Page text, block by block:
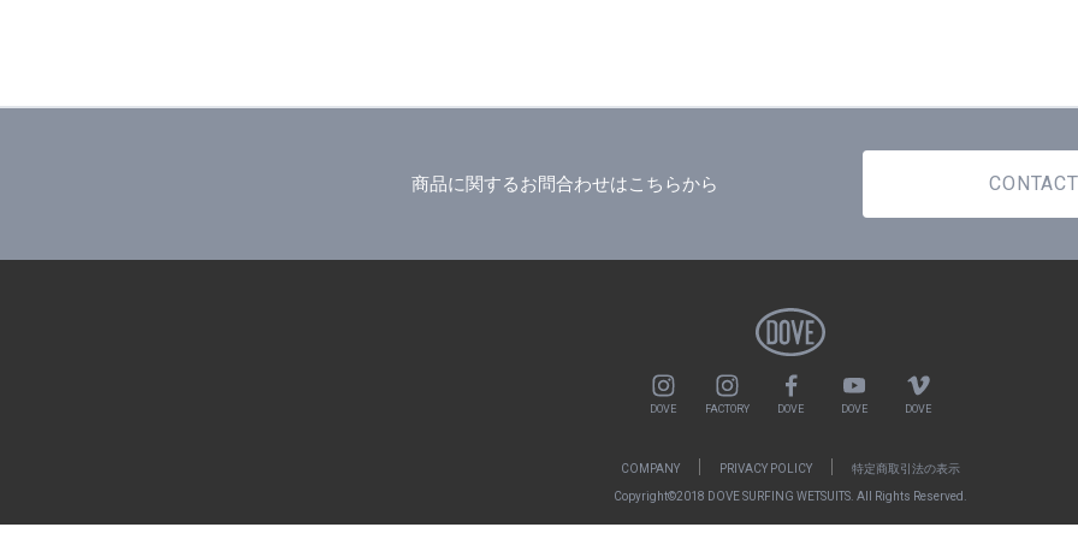
商品に関するお問合わせはこちらから
DOVE FACTORY DOVE DOVE DOVE
COMPANY PRIVACY POLICY 特定商取引法の表示
Copyright©2018 DOVE SURFING WETSUITS. All Rights Reserved.